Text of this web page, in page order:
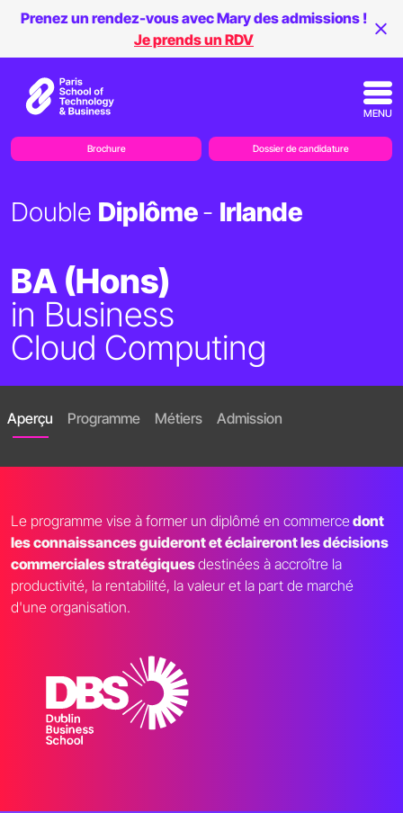
BA (Hons)
in Business
Cloud Computing
Double Diplôme- Irlande
Aperçu Programme Métiers Admission
Le programme vise à former un diplômé en commercedont
les connaissances guideront et éclaireront les décisions
commerciales stratégiquesdestinées à accroître la
productivité, la rentabilité, la valeur et la part de marché
d'une organisation.
Prenez un rendez-vous avec Mary des admissions !
Je prends un RDV
MENU
Brochure Dossier de candidature